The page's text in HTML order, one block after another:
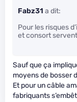
Fabz31 a dit:
Pour les risques
et consort
Sauf que ça
moyens de bosser
Et pour un câble
fabriquants